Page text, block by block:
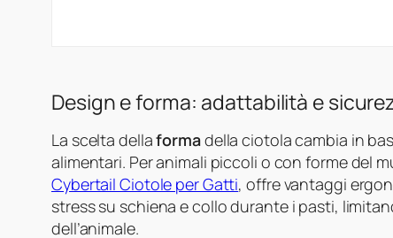
Design e forma: adattabilità e
La scelta dellaformadella ciotola cambia in
alimentari. Per animali piccoli o con forme del
Cybertail Ciotole per Gatti, offre vantaggi
stress su schiena e collo durante i pasti,
dell’animale.